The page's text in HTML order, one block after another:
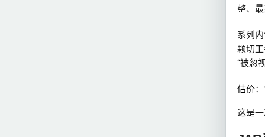
整、
系列
颗切
“被忽
估价：
这是